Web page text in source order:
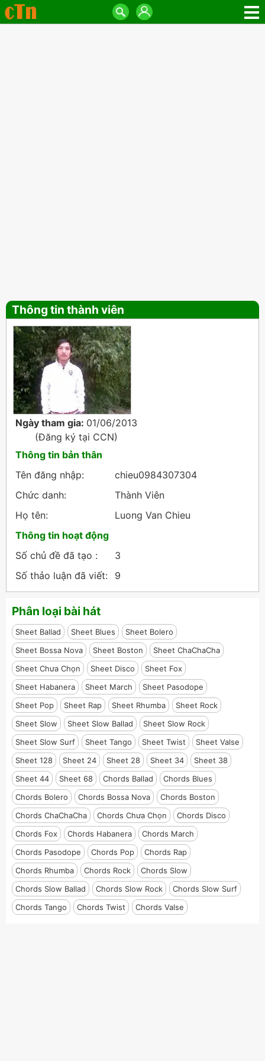
Thông tin thành viên
Ngày tham gia: 01/06/2013
(Đăng ký tại CCN)
Thông tin bản thân
Tên đăng nhập:
chieu0984307304
Chức danh:
Thành Viên
Họ tên:
Luong Van Chieu
Thông tin hoạt động
Số chủ đề đã tạo :
3
Số thảo luận đã viết:
9
Phân loại bài hát
Sheet Ballad Sheet Blues
Sheet Bolero
Sheet Bossa Nova
Sheet Boston
Sheet ChaChaCha
Sheet Chưa Chọn
Sheet Disco
Sheet Fox
Sheet Habanera
Sheet March
Sheet Pasodope
Sheet Pop
Sheet Rap Sheet Rhumba
Sheet Rock
Sheet Slow
Sheet Slow Ballad
Sheet Slow Rock
Sheet Slow Surf
Sheet Tango Sheet Twist
Sheet Valse
Sheet 128
Sheet 24 Sheet 28 Sheet 34
Sheet 38
Sheet 44
Sheet 68 Chords Ballad
Chords Blues
Chords Bolero
Chords Bossa Nova
Chords Boston
Chords ChaChaCha
Chords Chưa Chọn
Chords Disco
Chords Fox
Chords Habanera
Chords March
Chords Pasodope
Chords Pop
Chords Rap
Chords Rhumba
Chords Rock
Chords Slow
Chords Slow Ballad
Chords Slow Rock
Chords Slow Surf
Chords Tango
Chords Twist Chords Valse